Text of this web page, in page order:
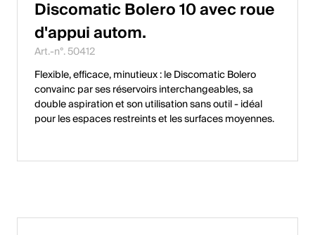
Discomatic Bolero 10 avec roue
d'appui autom.
Art.-n°. 50412
Flexible, efficace, minutieux : le Discomatic Bolero
convainc par ses réservoirs interchangeables, sa
double aspiration et son utilisation sans outil - idéal
pour les espaces restreints et les surfaces moyennes.